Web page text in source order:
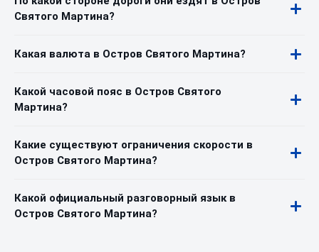
Святого Мартина?
Какая валюта в Остров Святого Мартина?
Какой часовой пояс в Остров Святого
Мартина?
Какие существуют ограничения скорости в
Остров Святого Мартина?
Какой официальный разговорный язык в
Остров Святого Мартина?